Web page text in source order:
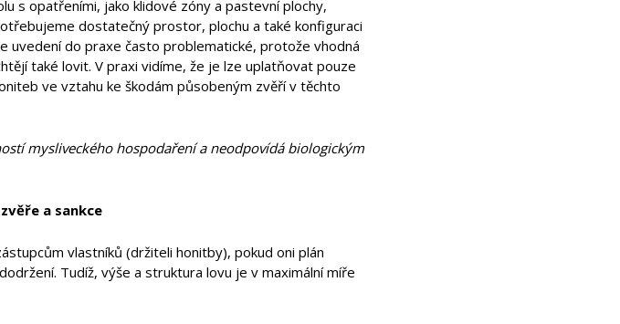
s opatřeními, jako klidové zóny a pastevní plochy,
dostatečný prostor, plochu a také konfiguraci
uvedení do praxe často problematické, protože vhodná
také lovit. V praxi vidíme, že je lze uplatňovat pouze
ve vztahu ke škodám působeným zvěří v těchto
mysliveckého hospodaření a neodpovídá biologickým
a sankce
vlastníků (držiteli honitby), pokud oni plán
Tudíž, výše a struktura lovu je v maximální míře